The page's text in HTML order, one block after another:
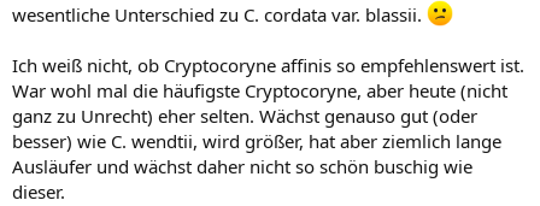
wesentliche Unterschied zu C. cordata var. blassii.
Ich weiß nicht, ob Cryptocoryne affinis so empfehlenswert ist.
War wohl mal die häufigste Cryptocoryne, aber heute (nicht
ganz zu Unrecht) eher selten. Wächst genauso gut (oder
besser) wie C. wendtii, wird größer, hat aber ziemlich lange
Ausläufer und wächst daher nicht so schön buschig wie
dieser.